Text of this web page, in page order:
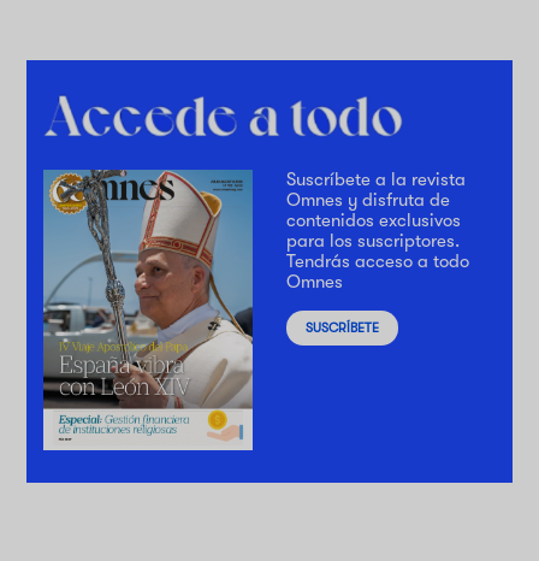
Suscríbete a la revista
Omnes y disfruta de
contenidos exclusivos
para los suscriptores.
Tendrás acceso a todo
Omnes
SUSCRÍBETE